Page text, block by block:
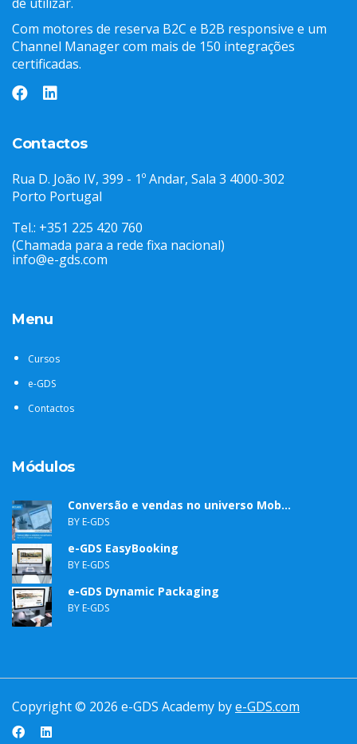
Com motores de reserva B2C e B2B responsive e um
Channel Manager com mais de 150 integrações
certificadas.
Contactos
Rua D. João IV, 399 - 1º Andar, Sala 3 4000-302
Porto Portugal
Tel.: +351 225 420 760
(Chamada para a rede fixa nacional)
info@e-gds.com
Menu
Cursos
e-GDS
Contactos
Módulos
Conversão e vendas no universo Mob...
BY E-GDS
e-GDS EasyBooking
BY E-GDS
e-GDS Dynamic Packaging
BY E-GDS
Copyright © 2026 e-GDS Academy bye-GDS.com